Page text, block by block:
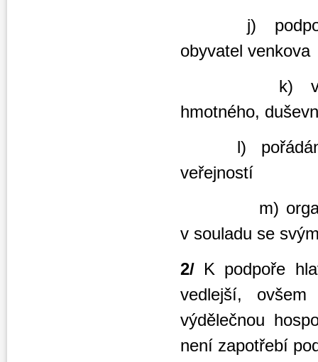
j) podpory
obyvatel venkova
k)
hmotného,
l) pořádání
veřejností
m)
v souladu se
2/ K podpoře
vedlejší,
výdělečnou
není zapotřebí